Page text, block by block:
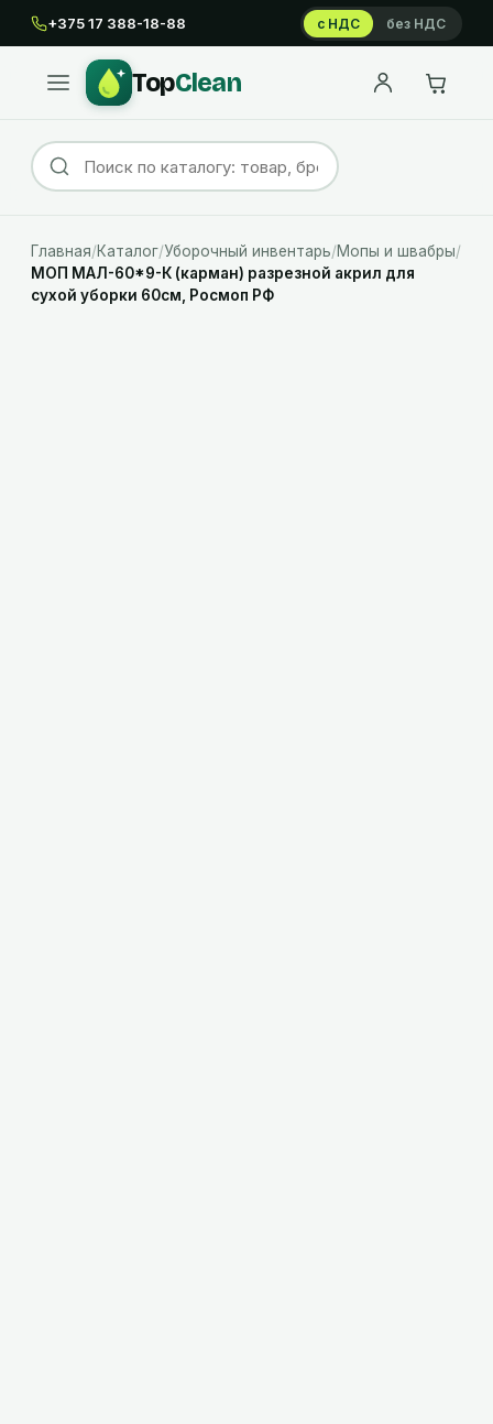
+375 17 388-18-88 с НДС без НДС
TopClean
Главная/Каталог/Уборочный инвентарь/Мопы и швабры/
МОП МАЛ-60*9-К (карман) разрезной акрил для
сухой уборки 60см, Росмоп РФ